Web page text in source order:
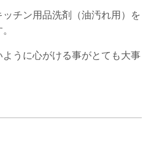
チン用品洗剤（油汚れ用）を
うに心がける事がとても大事